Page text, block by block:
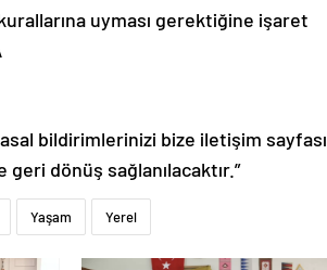
uyması gerektiğine işaret
bildirimlerinizi bize iletişim sayfası
dönüş sağlanılacaktır.”
Yaşam Yerel